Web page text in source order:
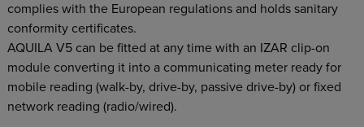
complies with the European regulations and holds sanitary
conformity certificates.
AQUILA V5 can be fitted at any time with an IZAR clip-on
module converting it into a communicating meter ready for
mobile reading (walk-by, drive-by, passive drive-by) or fixed
network reading (radio/wired).